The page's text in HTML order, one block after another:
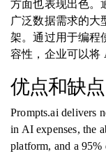
方面也表现出色。
广泛数据需求的大
架。通过用于编程
容性，企业可以将
优点和缺点
Prompts.ai delivers
in AI expenses, the
platform, and a 95%